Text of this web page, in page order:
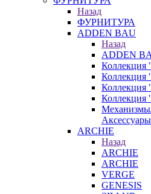
Назад
ФУРНИТУРА
ADDEN BAU
Назад
ADDEN
Коллекция
Аксессуары
ARCHIE
Назад
ARCHIE
ARCHIE
VERGE
GENESIS